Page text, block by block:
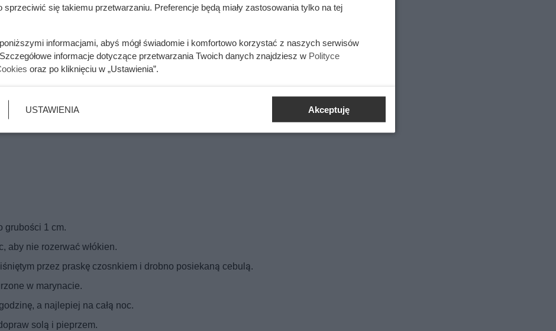
grubości 1 cm.
aby nie rozerwać włókien.
przez praskę czosnkiem i drobno posiekaną cebulą.
w marynacie.
a najlepiej na całą noc.
solą i pieprzem.
sprzeciwić się takiemu przetwarzaniu. Preferencje będą miały zastosowania tylko na tej
informacjami, abyś mógł świadomie i komfortowo korzystać z naszych serwisów
informacje dotyczące przetwarzania Twoich danych znajdziesz w Polityce
oraz po kliknięciu w „Ustawienia”.
USTAWIENIA Akceptuję